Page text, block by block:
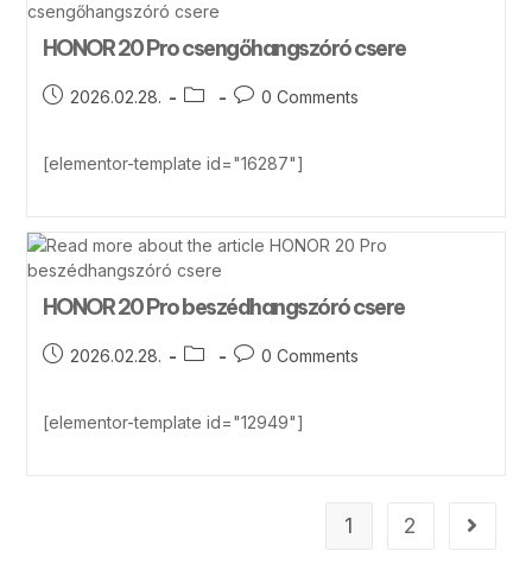
HONOR 20 Pro csengőhangszóró csere
2026.02.28. 0 Comments
[elementor-template id="16287"]
HONOR 20 Pro beszédhangszóró csere
2026.02.28. 0 Comments
[elementor-template id="12949"]
1 2